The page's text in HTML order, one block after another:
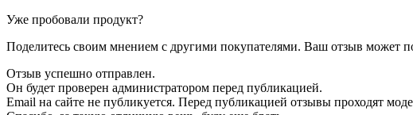
Уже пробовали продукт?
Поделитесь своим мнением с другими покупателями. Ваш отзыв может
Отзыв успешно отправлен.
Он будет проверен администратором перед публикацией.
Email на сайте не публикуется. Перед публикацией отзывы проходят